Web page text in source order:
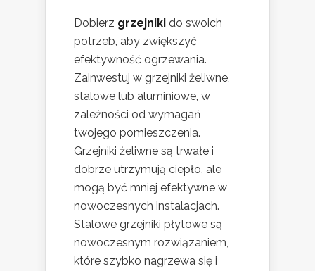
Dobierz grzejniki do swoich
potrzeb, aby zwiększyć
efektywność ogrzewania.
Zainwestuj w grzejniki żeliwne,
stalowe lub aluminiowe, w
zależności od wymagań
twojego pomieszczenia.
Grzejniki żeliwne są trwałe i
dobrze utrzymują ciepło, ale
mogą być mniej efektywne w
nowoczesnych instalacjach.
Stalowe grzejniki płytowe są
nowoczesnym rozwiązaniem,
które szybko nagrzewa się i